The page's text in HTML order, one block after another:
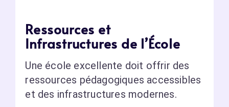
Ressources et
Infrastructures de l’École
Une école excellente doit offrir des
ressources pédagogiques accessibles
et des infrastructures modernes.